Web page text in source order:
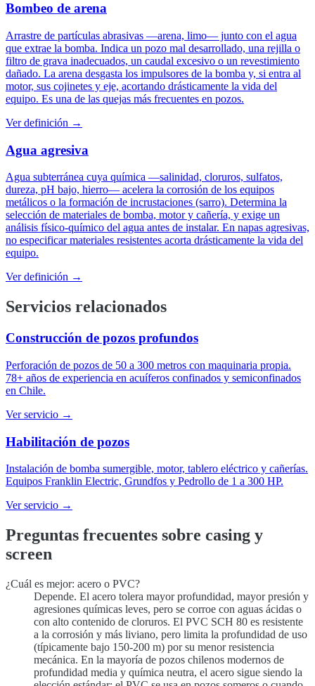
Bombeo de arena
Arrastre de partículas abrasivas —arena, limo— junto con el agua
que extrae la bomba. Indica un pozo mal desarrollado, una rejilla o
filtro de grava inadecuados, un caudal excesivo o un revestimiento
dañado. La arena desgasta los impulsores de la bomba y, si entra al
motor, sus cojinetes y eje, acortando drásticamente la vida del
equipo. Es una de las quejas más frecuentes en pozos.
Ver definición →
Agua agresiva
Agua subterránea cuya química —salinidad, cloruros, sulfatos,
dureza, pH bajo, hierro— acelera la corrosión de los equipos
metálicos o la formación de incrustaciones (sarro). Determina la
selección de materiales de bomba, motor y cañería, y exige un
análisis físico-químico del agua antes de instalar. En napas agresivas,
no especificar materiales resistentes acorta drásticamente la vida del
equipo.
Ver definición →
Servicios relacionados
Construcción de pozos profundos
Perforación de pozos de 50 a 300 metros con maquinaria propia.
78+ años de experiencia en acuíferos confinados y semiconfinados
en Chile.
Ver servicio →
Habilitación de pozos
Instalación de bomba sumergible, motor, tablero eléctrico y cañerías.
Equipos Franklin Electric, Grundfos y Pedrollo de 1 a 300 HP.
Ver servicio →
Preguntas frecuentes sobre casing y
screen
¿Cuál es mejor: acero o PVC?
Depende. El acero tolera mayor profundidad, mayor presión y
agresiones químicas leves, pero se corroe con aguas ácidas o
con alto contenido de cloruros. El PVC SCH 80 es resistente
a la corrosión y más liviano, pero limita la profundidad de uso
(típicamente bajo 150-200 m) por su menor resistencia
mecánica. En la mayoría de pozos chilenos modernos de
profundidad media y química neutra, el acero sigue siendo la